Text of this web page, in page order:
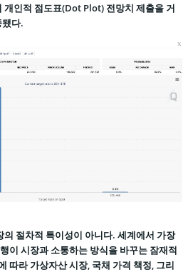
개인적 점도표(Dot Plot) 전망치 제출을 거
다.
의 절차적 특이성이 아니다. 세계에서 가장
이 시장과 소통하는 방식을 바꾸는 잠재적
따라 가상자산 시장, 국채 가격 책정, 그리